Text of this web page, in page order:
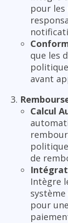
pour les
que les
avant
Calcul
de
Intègre
pour